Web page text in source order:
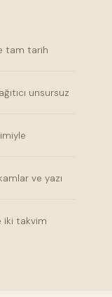
tam tarih
unsursuz
ve yazı
iki takvim